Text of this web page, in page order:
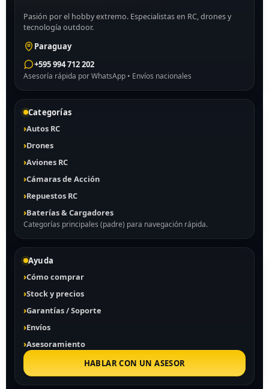
Pasión por el hobby extremo. Especialistas en RC, drones y
tecnología outdoor.
Paraguay
+595 994 712 202
Asesoría rápida por WhatsApp • Envíos nacionales
Categorías
Autos RC
Drones
Aviones RC
Cámaras de Acción
Repuestos RC
Baterías & Cargadores
Categorías principales (padre) para navegación rápida.
Ayuda
Cómo comprar
Stock y precios
Garantías / Soporte
Envíos
Asesoramiento
HABLAR CON UN ASESOR